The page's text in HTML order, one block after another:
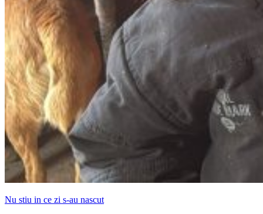
Nu stiu in ce zi s-au nascut